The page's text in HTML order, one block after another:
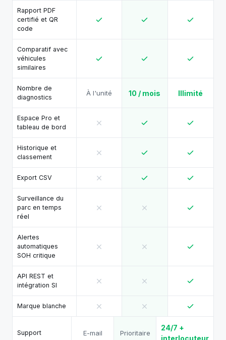
Rapport PDF
certifié et QR
code
Comparatif avec
véhicules
similaires
Nombre de
diagnostics
À l'unité 10 / mois Illimité
Espace Pro et
tableau de bord
Historique et
classement
Export CSV
Surveillance du
parc en temps
réel
Alertes
automatiques
SOH critique
API REST et
intégration SI
Marque blanche
Support E-mail Prioritaire
24/7 +